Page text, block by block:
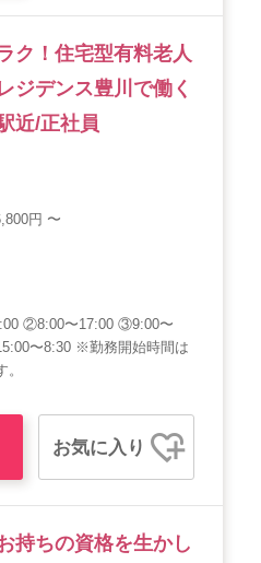
ク！住宅型有料老人
ジデンス豊川で働く
近/正社員
円 〜
②8:00〜17:00 ③9:00〜
〜8:30 ※勤務開始時間は
お気に入り
持ちの資格を生かし